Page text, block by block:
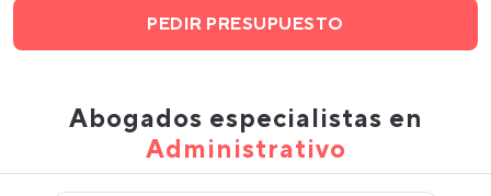
PEDIR PRESUPUESTO
Abogados especialistas en
Administrativo